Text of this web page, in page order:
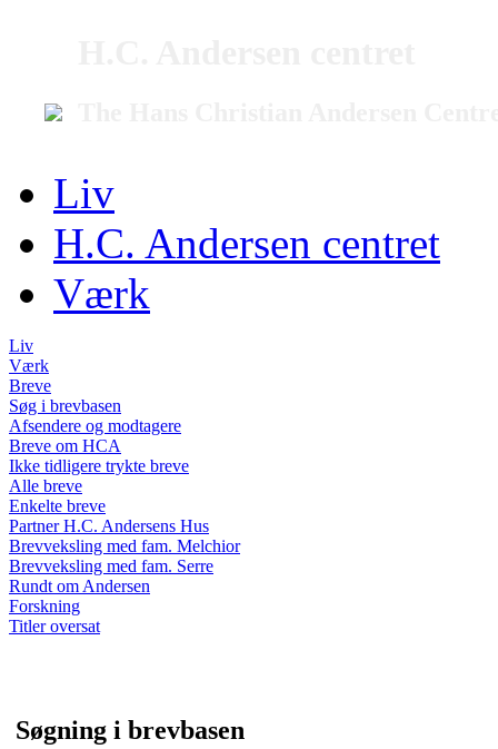
Liv
H.C. Andersen centret
Værk
Liv
Værk
Breve
Søg i brevbasen
Afsendere og modtagere
Breve om HCA
Ikke tidligere trykte breve
Alle breve
Enkelte breve
Partner H.C. Andersens Hus
Brevveksling med fam. Melchior
Brevveksling med fam. Serre
Rundt om Andersen
Forskning
Titler oversat
Søgning i brevbasen